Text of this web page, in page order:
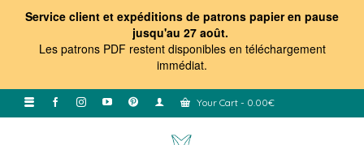
Service client et expéditions de patrons papier en pause
jusqu'au 27 août.
Les patrons PDF restent disponibles en téléchargement
immédiat.
Your Cart - 0.00€